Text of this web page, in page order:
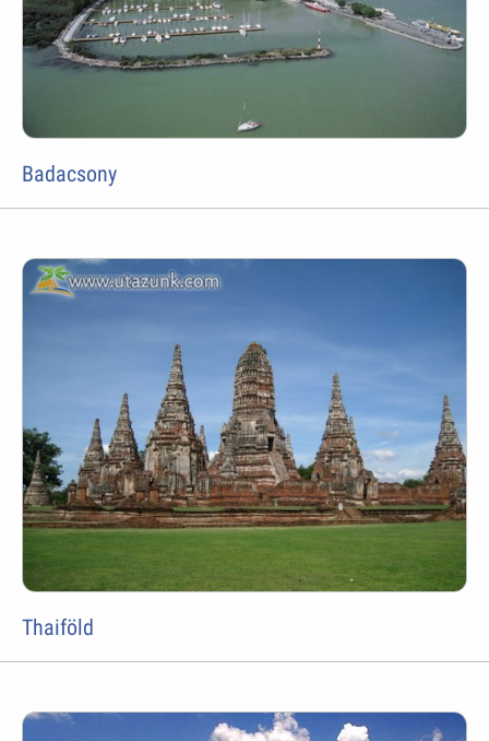
Badacsony
Thaiföld